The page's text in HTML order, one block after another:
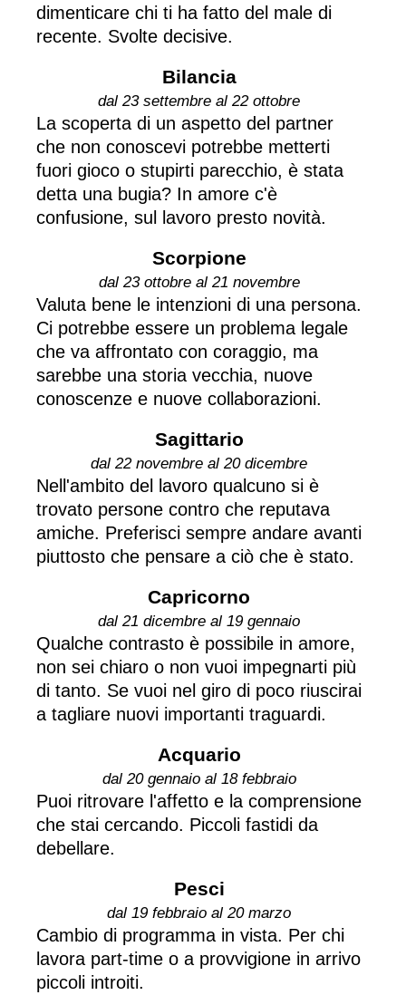
dimenticare chi ti ha fatto del male di
recente. Svolte decisive.
Bilancia
dal 23 settembre al 22 ottobre
La scoperta di un aspetto del partner
che non conoscevi potrebbe metterti
fuori gioco o stupirti parecchio, è stata
detta una bugia? In amore c'è
confusione, sul lavoro presto novità.
Scorpione
dal 23 ottobre al 21 novembre
Valuta bene le intenzioni di una persona.
Ci potrebbe essere un problema legale
che va affrontato con coraggio, ma
sarebbe una storia vecchia, nuove
conoscenze e nuove collaborazioni.
Sagittario
dal 22 novembre al 20 dicembre
Nell'ambito del lavoro qualcuno si è
trovato persone contro che reputava
amiche. Preferisci sempre andare avanti
piuttosto che pensare a ciò che è stato.
Capricorno
dal 21 dicembre al 19 gennaio
Qualche contrasto è possibile in amore,
non sei chiaro o non vuoi impegnarti più
di tanto. Se vuoi nel giro di poco riuscirai
a tagliare nuovi importanti traguardi.
Acquario
dal 20 gennaio al 18 febbraio
Puoi ritrovare l'affetto e la comprensione
che stai cercando. Piccoli fastidi da
debellare.
Pesci
dal 19 febbraio al 20 marzo
Cambio di programma in vista. Per chi
lavora part-time o a provvigione in arrivo
piccoli introiti.